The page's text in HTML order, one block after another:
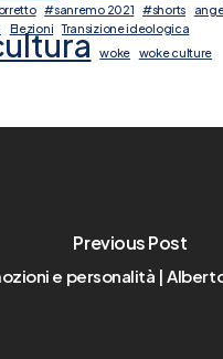
#sanremo 2021 #shorts
Elezioni Transizione ideologica
woke woke culture
Previous Post
e personalità |